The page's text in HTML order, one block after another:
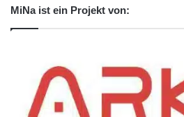
MiNa ist ein Projekt von: